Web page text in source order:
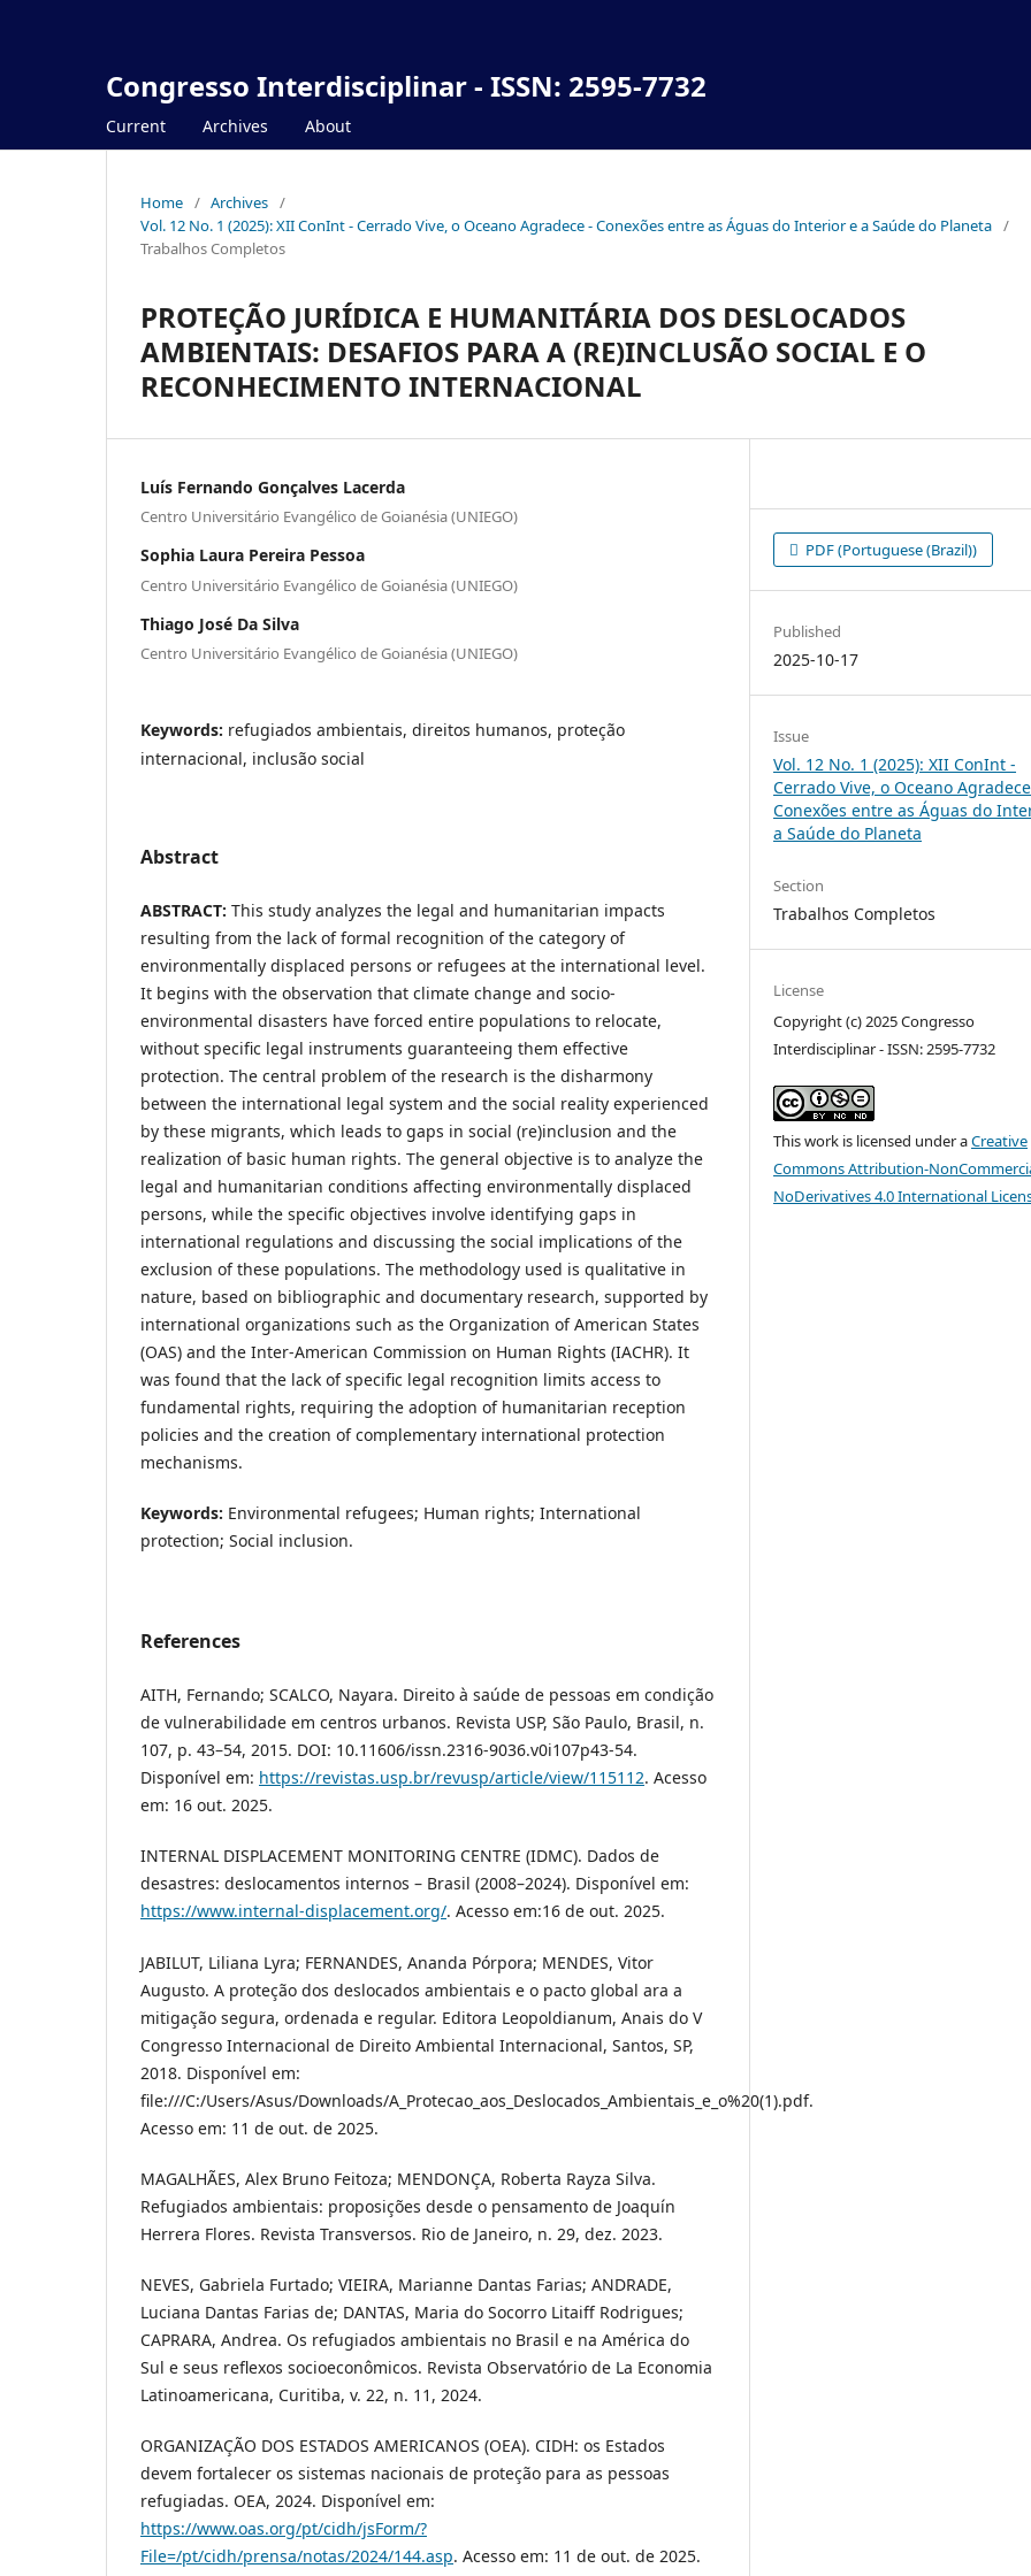
Congresso Interdisciplinar - ISSN: 2595-7732
Current Archives About
Home / Archives /
Vol. 12 No. 1 (2025): XII ConInt - Cerrado Vive, o Oceano Agradece - Conexões entre as Águas do Interior e a Saúde do Planeta /
Trabalhos Completos
PROTEÇÃO JURÍDICA E HUMANITÁRIA DOS DESLOCADOS
AMBIENTAIS: DESAFIOS PARA A (RE)INCLUSÃO SOCIAL E O
RECONHECIMENTO INTERNACIONAL
Luís Fernando Gonçalves Lacerda
Centro Universitário Evangélico de Goianésia (UNIEGO)
Sophia Laura Pereira Pessoa
Centro Universitário Evangélico de Goianésia (UNIEGO)
Thiago José Da Silva
Centro Universitário Evangélico de Goianésia (UNIEGO)
Keywords: refugiados ambientais, direitos humanos, proteção
internacional, inclusão social
Abstract
ABSTRACT: This study analyzes the legal and humanitarian impacts
resulting from the lack of formal recognition of the category of
environmentally displaced persons or refugees at the international level.
It begins with the observation that climate change and socio-
environmental disasters have forced entire populations to relocate,
without specific legal instruments guaranteeing them effective
protection. The central problem of the research is the disharmony
between the international legal system and the social reality experienced
by these migrants, which leads to gaps in social (re)inclusion and the
realization of basic human rights. The general objective is to analyze the
legal and humanitarian conditions affecting environmentally displaced
persons, while the specific objectives involve identifying gaps in
international regulations and discussing the social implications of the
exclusion of these populations. The methodology used is qualitative in
nature, based on bibliographic and documentary research, supported by
international organizations such as the Organization of American States
(OAS) and the Inter-American Commission on Human Rights (IACHR). It
was found that the lack of specific legal recognition limits access to
fundamental rights, requiring the adoption of humanitarian reception
policies and the creation of complementary international protection
mechanisms.
Keywords: Environmental refugees; Human rights; International
protection; Social inclusion.
References
AITH, Fernando; SCALCO, Nayara. Direito à saúde de pessoas em condição
de vulnerabilidade em centros urbanos. Revista USP, São Paulo, Brasil, n.
107, p. 43–54, 2015. DOI: 10.11606/issn.2316-9036.v0i107p43-54.
Disponível em: https://revistas.usp.br/revusp/article/view/115112. Acesso
em: 16 out. 2025.
INTERNAL DISPLACEMENT MONITORING CENTRE (IDMC). Dados de
desastres: deslocamentos internos – Brasil (2008–2024). Disponível em:
https://www.internal-displacement.org/. Acesso em:16 de out. 2025.
JABILUT, Liliana Lyra; FERNANDES, Ananda Pórpora; MENDES, Vitor
Augusto. A proteção dos deslocados ambientais e o pacto global ara a
mitigação segura, ordenada e regular. Editora Leopoldianum, Anais do V
Congresso Internacional de Direito Ambiental Internacional, Santos, SP,
2018. Disponível em:
file:///C:/Users/Asus/Downloads/A_Protecao_aos_Deslocados_Ambientais_e_o%20(1).pdf.
Acesso em: 11 de out. de 2025.
MAGALHÃES, Alex Bruno Feitoza; MENDONÇA, Roberta Rayza Silva.
Refugiados ambientais: proposições desde o pensamento de Joaquín
Herrera Flores. Revista Transversos. Rio de Janeiro, n. 29, dez. 2023.
NEVES, Gabriela Furtado; VIEIRA, Marianne Dantas Farias; ANDRADE,
Luciana Dantas Farias de; DANTAS, Maria do Socorro Litaiff Rodrigues;
CAPRARA, Andrea. Os refugiados ambientais no Brasil e na América do
Sul e seus reflexos socioeconômicos. Revista Observatório de La Economia
Latinoamericana, Curitiba, v. 22, n. 11, 2024.
ORGANIZAÇÃO DOS ESTADOS AMERICANOS (OEA). CIDH: os Estados
devem fortalecer os sistemas nacionais de proteção para as pessoas
refugiadas. OEA, 2024. Disponível em:
https://www.oas.org/pt/cidh/jsForm/?
File=/pt/cidh/prensa/notas/2024/144.asp. Acesso em: 11 de out. de 2025.
PDF (Portuguese (Brazil))
Published
2025-10-17
Issue
Vol. 12 No. 1 (2025): XII ConInt -
Cerrado Vive, o Oceano
Conexões entre as Águas do
a Saúde do Planeta
Section
Trabalhos Completos
License
Copyright (c) 2025 Congresso
Interdisciplinar - ISSN: 2595-7732
This work is licensed under aCreative
Commons Attribution-
NoDerivatives 4.0 International